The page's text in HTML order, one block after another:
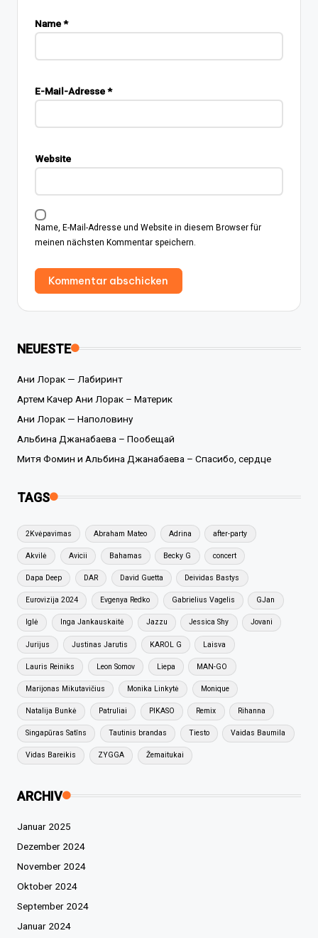
Name*
E-Mail-Adresse*
Website
Name, E-Mail-Adresse und Website in diesem Browser für
meinen nächsten Kommentar speichern.
NEUESTE
Ани Лорак — Лабиринт
Артем Качер Ани Лорак – Материк
Ани Лорак — Наполовину
Альбина Джанабаева – Пообещай
Митя Фомин и Альбина Джанабаева – Спасибо, сердце
TAGS
2Kvėpavimas Abraham Mateo Adrina after-party
Akvilė Avicii Bahamas Becky G concert
Dapa Deep DAR David Guetta Deividas Bastys
Eurovizija 2024 Evgenya Redko Gabrielius Vagelis GJan
Iglė Inga Jankauskaitė Jazzu Jessica Shy Jovani
Jurijus Justinas Jarutis KAROL G Laisva
Lauris Reiniks Leon Somov Liepa MAN-GO
Marijonas Mikutavičius Monika Linkytė Monique
Natalija Bunkė Patruliai PIKASO Remix Rihanna
Singapūras Satīns Tautinis brandas Tiesto Vaidas Baumila
Vidas Bareikis ZYGGA Žemaitukai
ARCHIV
Januar 2025
Dezember 2024
November 2024
Oktober 2024
September 2024
Januar 2024